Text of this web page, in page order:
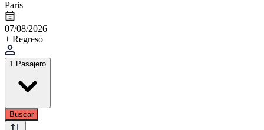
Paris
07/08/2026
+ Regreso
1 Pasajero
Buscar